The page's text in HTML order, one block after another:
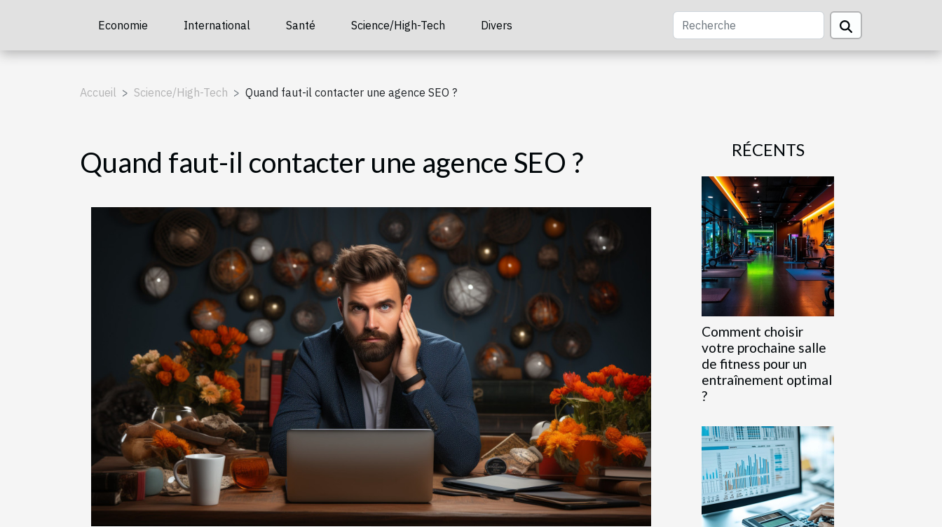
Economie International Santé Science/High-Tech Divers
Accueil Science/High-Tech Quand faut-il contacter une agence SEO ?
Quand faut-il contacter une agence SEO ? RÉCENTS
Comment choisir
votre prochaine salle
de fitness pour un
entraînement optimal
?